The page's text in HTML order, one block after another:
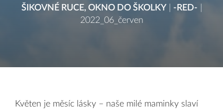
ŠIKOVNÉ RUCE, OKNO DO ŠKOLKY -RED-
2022_06_červen
Květen je měsíc lásky – naše milé maminky slaví